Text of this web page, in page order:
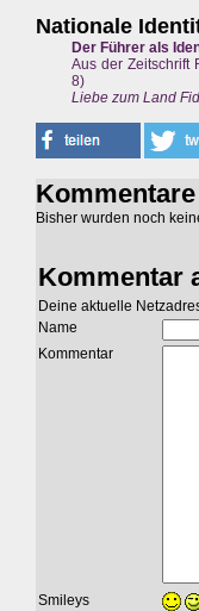
Nationale
Der Führer als
Aus der Zeitschrift
8)
Liebe zum Land
Kommentare
Bisher wurden noch
Kommentar
Deine aktuelle
Name
Kommentar
Smileys